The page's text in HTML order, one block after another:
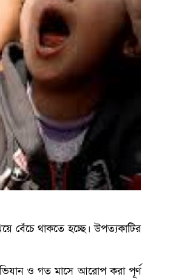
বেঁচে থাকতে হচ্ছে। উপত্যকাটির
ও গত মাসে আরোপ করা পূর্ণ